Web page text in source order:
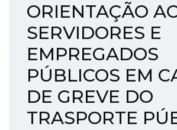
ORIENTAÇÃO
SERVIDORES E
EMPREGADOS
PÚBLICOS EM
DE GREVE DO
TRASPORTE